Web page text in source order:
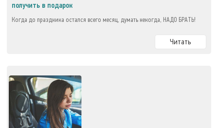
получить в подарок
Когда до праздника остался всего месяц, думать некогда, НАДО БРАТЬ!
Читать